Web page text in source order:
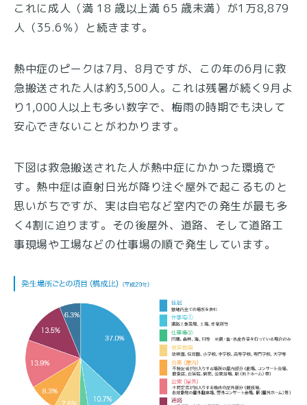
これに成人（満 18 歳以上満 65 歳未満）が1万8,879
人（35.6％）と続きます。
熱中症のピークは7月、8月ですが、この年の6月に救
急搬送された人は約3,500人。これは残暑が続く9月よ
り1,000人以上も多い数字で、梅雨の時期でも決して
安心できないことがわかります。
下図は救急搬送された人が熱中症にかかった環境で
す。熱中症は直射日光が降り注ぐ屋外で起こるものと
思いがちですが、実は自宅など室内での発生が最も多
く4割に迫ります。その後屋外、道路、そして道路工
事現場や工場などの仕事場の順で発生しています。